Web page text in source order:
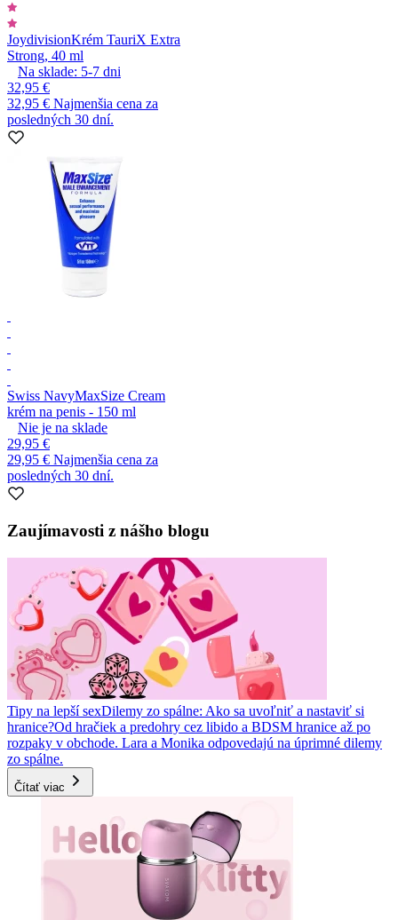
JoydivisionKrém TauriX Extra
Strong, 40 ml
Na sklade: 5-7 dni
32,95 €
32,95 € Najmenšia cena za
posledných 30 dní.
Swiss NavyMaxSize Cream
krém na penis - 150 ml
Nie je na sklade
29,95 €
29,95 € Najmenšia cena za
posledných 30 dní.
Zaujímavosti z nášho blogu
Tipy na lepší sexDilemy zo spálne: Ako sa uvoľniť a nastaviť si
hranice?Od hračiek a predohry cez libido a BDSM hranice až po
rozpaky v obchode. Lara a Monika odpovedajú na úprimné dilemy
zo spálne.
Čítať viac